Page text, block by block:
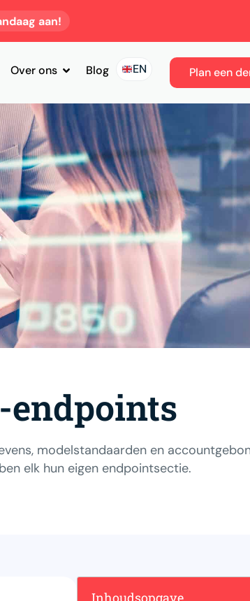
aan!
Over ons Blog EN Plan een
endpoints
modelstandaarden en
elk hun eigen endpointsectie.
Inhoudsopgave